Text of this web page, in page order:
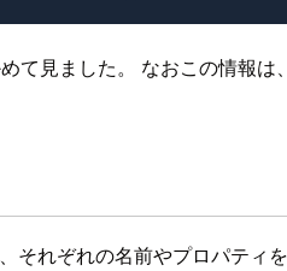
て見ました。 なおこの情報
それぞれの名前やプロパティ